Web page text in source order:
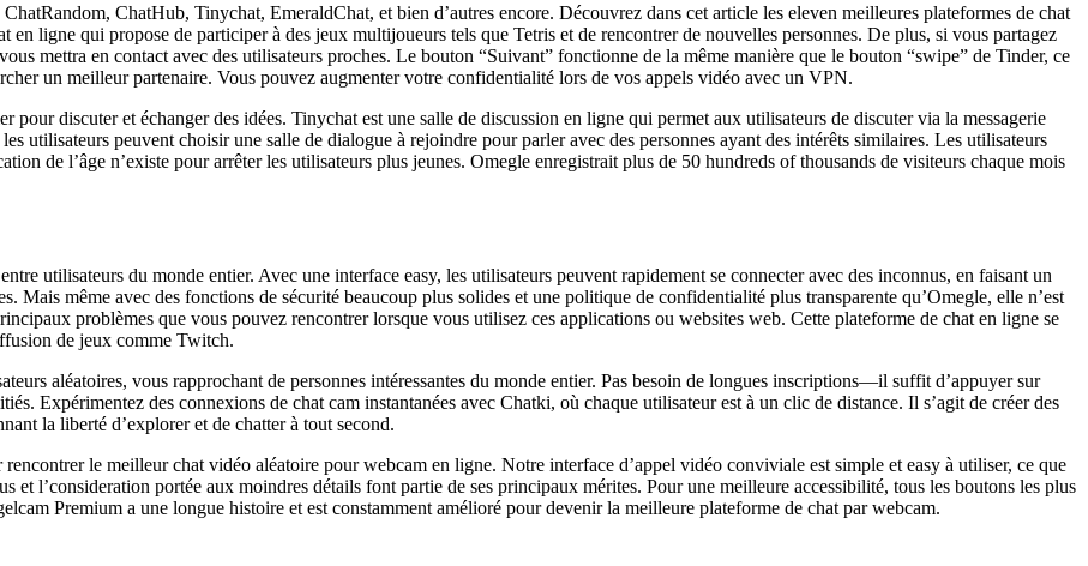
ChatHub, Tinychat, EmeraldChat, et bien d’autres encore. Découvrez dans cet article les eleven meilleures plateformes de chat
ligne qui propose de participer à des jeux multijoueurs tels que Tetris et de rencontrer de nouvelles personnes. De plus, si vous partagez
mettra en contact avec des utilisateurs proches. Le bouton “Suivant” fonctionne de la même manière que le bouton “swipe” de Tinder, ce
un meilleur partenaire. Vous pouvez augmenter votre confidentialité lors de vos appels vidéo avec un VPN.
discuter et échanger des idées. Tinychat est une salle de discussion en ligne qui permet aux utilisateurs de discuter via la messagerie
utilisateurs peuvent choisir une salle de dialogue à rejoindre pour parler avec des personnes ayant des intérêts similaires. Les utilisateurs
de l’âge n’existe pour arrêter les utilisateurs plus jeunes. Omegle enregistrait plus de 50 hundreds of thousands de visiteurs chaque mois
utilisateurs du monde entier. Avec une interface easy, les utilisateurs peuvent rapidement se connecter avec des inconnus, en faisant un
Mais même avec des fonctions de sécurité beaucoup plus solides et une politique de confidentialité plus transparente qu’Omegle, elle n’est
problèmes que vous pouvez rencontrer lorsque vous utilisez ces applications ou websites web. Cette plateforme de chat en ligne se
de jeux comme Twitch.
aléatoires, vous rapprochant de personnes intéressantes du monde entier. Pas besoin de longues inscriptions—il suffit d’appuyer sur
Expérimentez des connexions de chat cam instantanées avec Chatki, où chaque utilisateur est à un clic de distance. Il s’agit de créer des
la liberté d’explorer et de chatter à tout second.
le meilleur chat vidéo aléatoire pour webcam en ligne. Notre interface d’appel vidéo conviviale est simple et easy à utiliser, ce que
et l’consideration portée aux moindres détails font partie de ses principaux mérites. Pour une meilleure accessibilité, tous les boutons les plus
Premium a une longue histoire et est constamment amélioré pour devenir la meilleure plateforme de chat par webcam.